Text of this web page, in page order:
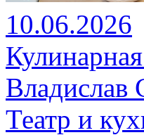
10.06.2026
Владислав
Театр и